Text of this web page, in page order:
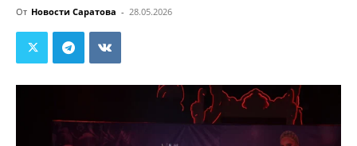
От Новости Саратова - 28.05.2026